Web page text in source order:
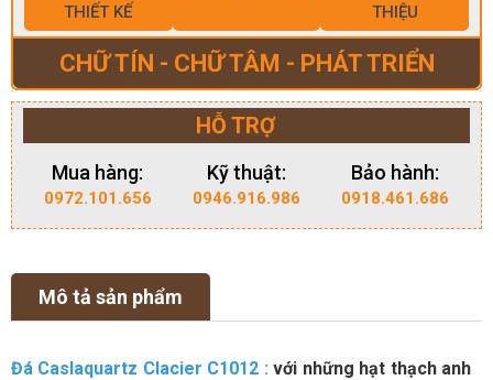
THIẾT KẾ
THIỆU
CHỮ TÍN - CHỮ TÂM - PHÁT TRIỂN
HỖ TRỢ
Mua hàng:
0972.101.656
Kỹ thuật:
0946.916.986
Bảo hành:
0918.461.686
Mô tả sản phẩm
Đá Caslaquartz Clacier C1012 :với những hạt thạch anh